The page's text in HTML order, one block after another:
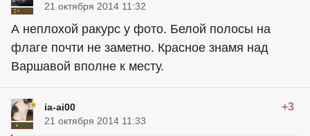
21 октября 2014 11:32
А неплохой ракурс у фото. Белой полосы на
флаге почти не заметно. Красное знамя над
Варшавой вполне к месту.
ia-ai00 +3
21 октября 2014 11:33